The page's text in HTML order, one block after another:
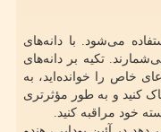
می‌شود. با دانه‌های
تکیه بر دانه‌های
خاص را خوانده‌اید، به
کنید و به طور مؤثرتری
خود مراقبه کنید.